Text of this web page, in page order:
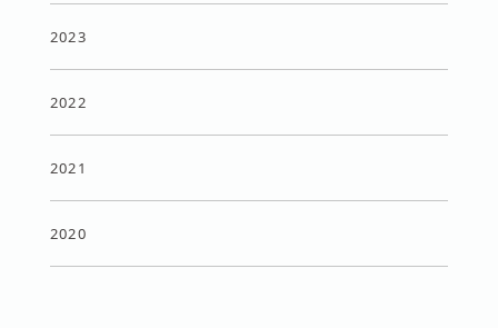
2023
2022
2021
2020